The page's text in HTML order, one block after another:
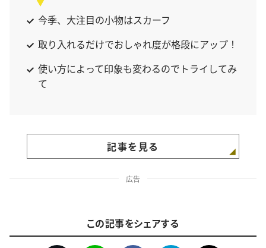
今季、大注目の小物はスカーフ
取り入れるだけでおしゃれ度が格段にアップ！
使い方によって印象も変わるのでトライしてみ
て
記事を見る
広告
この記事をシェアする